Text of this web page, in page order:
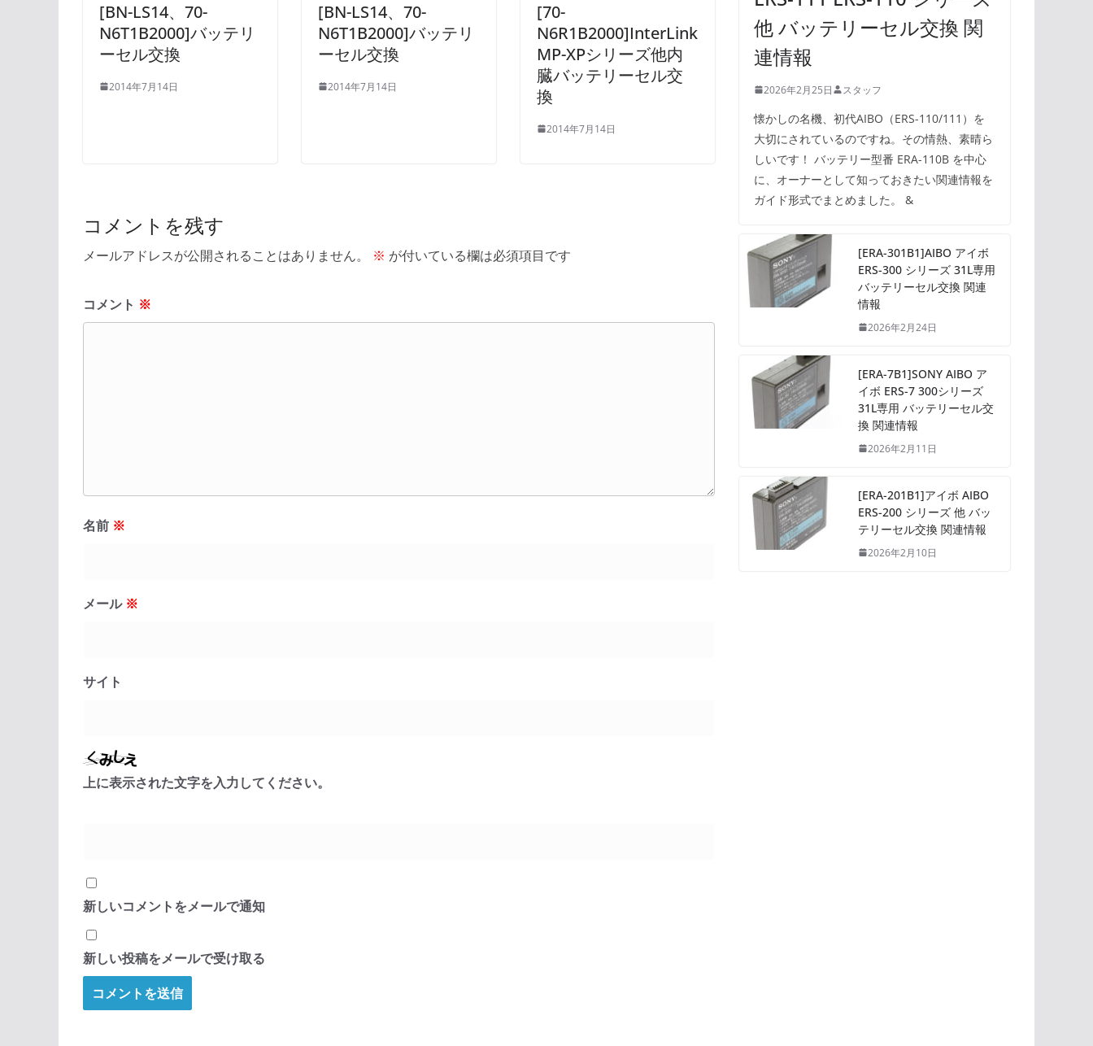
[BN-LS14、70-
N6T1B2000]バッテリ
ーセル交換
2014年7月14日
[BN-LS14、70-
N6T1B2000]バッテリ
ーセル交換
2014年7月14日
[70-
N6R1B2000]InterLink
MP-XPシリーズ他内
臓バッテリーセル交
換
2014年7月14日
コメントを残す
メールアドレスが公開されることはありません。 ※ が付いている欄は必須項目です
コメント ※
名前 ※
メール ※
サイト
上に表示された文字を入力してください。
新しいコメントをメールで通知
新しい投稿をメールで受け取る
他 バッテリーセル交換 関
連情報
2026年2月25日 スタッフ
懐かしの名機、初代AIBO（ERS-110/111）を
大切にされているのですね。その情熱、素晴ら
しいです！ バッテリー型番 ERA-110B を中心
に、オーナーとして知っておきたい関連情報を
ガイド形式でまとめました。 &
[ERA-301B1]AIBO アイボ
ERS-300 シリーズ 31L専用
バッテリーセル交換 関連
情報
2026年2月24日
[ERA-7B1]SONY AIBO ア
イボ ERS-7 300シリーズ
31L専用 バッテリーセル交
換 関連情報
2026年2月11日
[ERA-201B1]アイボ AIBO
ERS-200 シリーズ 他 バッ
テリーセル交換 関連情報
2026年2月10日